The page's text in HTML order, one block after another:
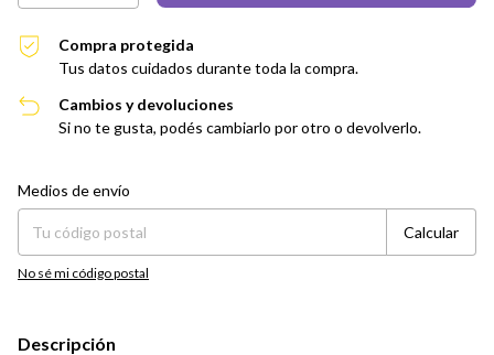
Compra protegida
Tus datos cuidados durante toda la compra.
Cambios y devoluciones
Si no te gusta, podés cambiarlo por otro o devolverlo.
Entregas para el CP:
Medios de envío
Calcular
No sé mi código postal
Descripción